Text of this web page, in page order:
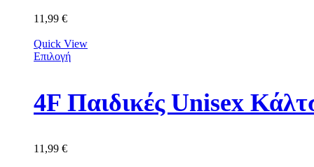
11,99 €
Quick View
Επιλογή
11,99 €